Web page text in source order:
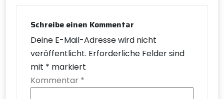
Schreibe einen Kommentar
Deine E-Mail-Adresse wird nicht
veröffentlicht. Erforderliche Felder sind
mit * markiert
Kommentar *